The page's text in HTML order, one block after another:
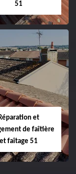
51
de
51
et
de faîtière
et faîtage 51